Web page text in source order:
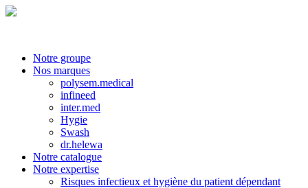
Notre groupe
Nos marques
polysem.medical
infineed
inter.med
Hygie
Swash
dr.helewa
Notre catalogue
Notre expertise
Risques infectieux et hygiène du patient dépendant